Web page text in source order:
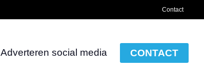
Contact
Adverteren social media CONTACT